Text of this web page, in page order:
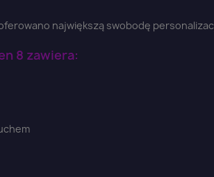
największą swobodę
8 zawiera: